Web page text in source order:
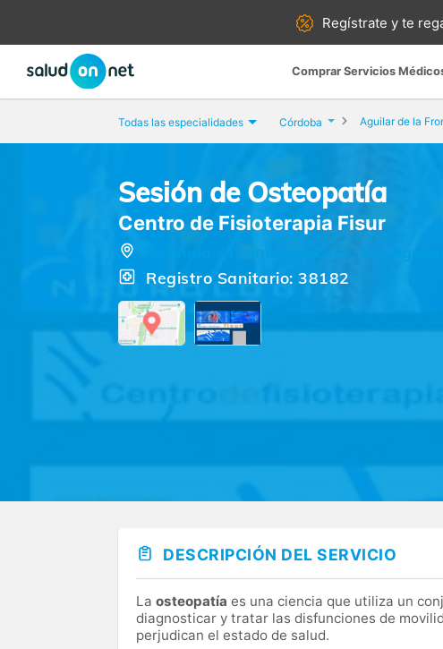
Regístrate yte
Comprar Servicios
Todas las especialidades Córdoba Aguilar de la
Sesión de Osteopatía
Centro de Fisioterapia Fisur
Avenida Antonio Sánchez, 81,
Registro Sanitario: 38182
DESCRIPCIÓN DEL SERVICIO
La osteopatía es una ciencia que utiliza un
diagnosticar y tratar las disfunciones de
perjudican el estado de salud.